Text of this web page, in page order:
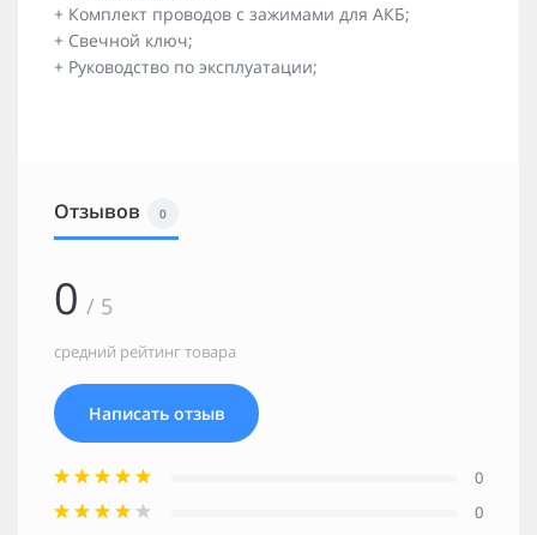
+ Комплект проводов с зажимами для АКБ;
+ Свечной ключ;
+ Руководство по эксплуатации;
Отзывов 0
0 / 5
средний рейтинг товара
Написать отзыв
0
0